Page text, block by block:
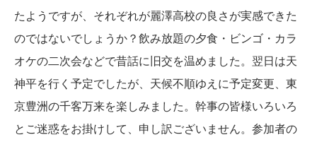
たようですが、それぞれが麗澤高校の良さが実感できた
のではないでしょうか？飲み放題の夕食・ビンゴ・カラ
オケの二次会などで昔話に旧交を温めました。翌日は天
神平を行く予定でしたが、天候不順ゆえに予定変更、東
京豊洲の千客万来を楽しみました。幹事の皆様いろいろ
とご迷惑をお掛けして、申し訳ございません。参加者の